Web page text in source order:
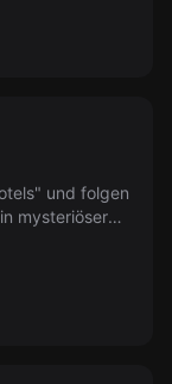
und folgen
mysteriöser